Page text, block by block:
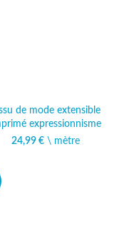
de mode extensible
expressionnisme
24,99 € \ mètre